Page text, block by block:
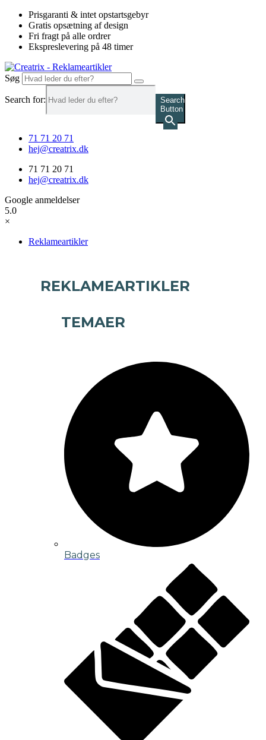
Videre
indhold
Prisgaranti & intet opstartsgebyr
Gratis opsætning af design
Fri fragt på alle ordrer
Ekspreslevering på 48 timer
Søg
Search for:
Search
Button
71 71 20 71
hej@creatrix.dk
71 71 20 71
hej@creatrix.dk
Google anmeldelser
5.0
×
Reklameartikler
REKLAMEARTIKLER
TEMAER
Badges